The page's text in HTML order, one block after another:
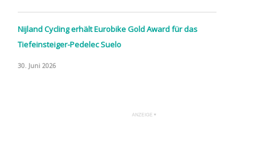
Nijland Cycling erhält Eurobike Gold Award für das
Tiefeinsteiger-Pedelec Suelo
30. Juni 2026